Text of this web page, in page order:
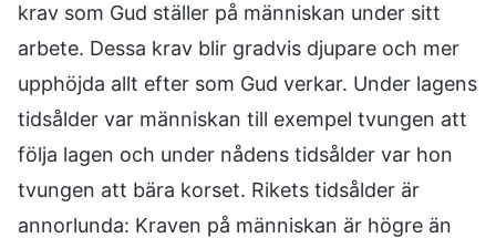
krav som Gud ställer på människan under sitt
arbete. Dessa krav blir gradvis djupare och mer
upphöjda allt efter som Gud verkar. Under lagens
tidsålder var människan till exempel tvungen att
följa lagen och under nådens tidsålder var hon
tvungen att bära korset. Rikets tidsålder är
annorlunda: Kraven på människan är högre än